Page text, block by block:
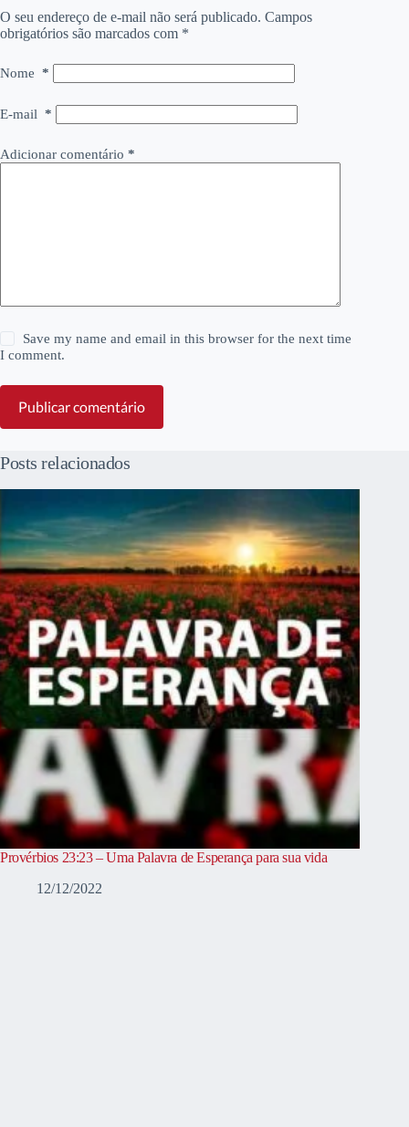
O seu endereço de e-mail não será publicado. Campos
obrigatórios são marcados com *
Nome *
E-mail *
Adicionar comentário *
Save my name and email in this browser for the next time
I comment.
Publicar comentário
Posts relacionados
Provérbios 23:23 – Uma Palavra de Esperança para sua vida
12/12/2022